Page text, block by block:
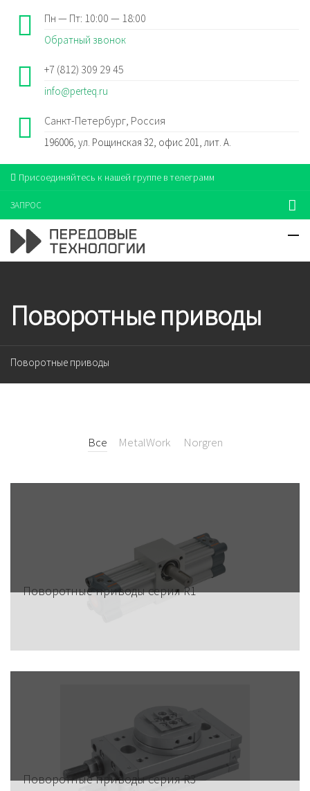
Пн — Пт: 10:00 — 18:00
Обратный звонок
+7 (812) 309 29 45
info@perteq.ru
Санкт-Петербург, Россия
196006, ул. Рощинская 32, офис 201, лит. А.
Присоединяйтесь к нашей группе в телеграмм
ЗАПРОС
Поворотные приводы
Поворотные приводы
Все MetalWork Norgren
Поворотные приводы серия R1
Поворотные приводы серия R3